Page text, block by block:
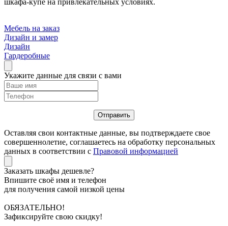
Мебель на заказ
Дизайн и замер
Дизайн
Гардеробные
Укажите данные для связи с вами
Оставляя свои контактные данные, вы подтверждаете свое
совершеннолетие, соглашаетесь на обработку персональных
данных в соответствии с Правовой информацией
Заказать шкафы дешевле?
Впишите своё имя и телефон
для получения самой низкой цены
ОБЯЗАТЕЛЬНО!
Зафиксируйте свою скидку!